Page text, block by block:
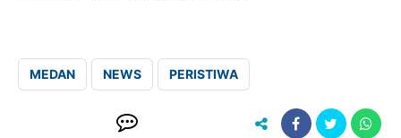
MEDAN NEWS PERISTIWA